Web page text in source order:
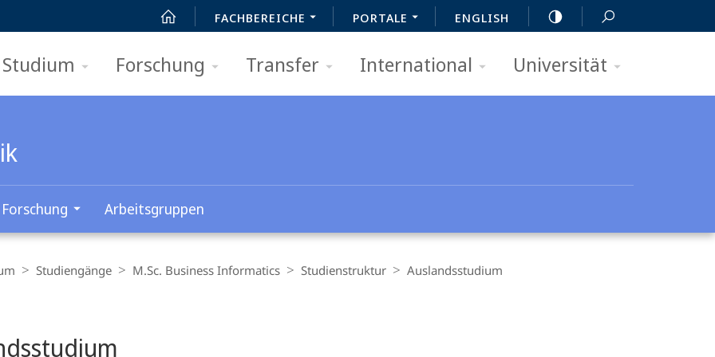
FACHBEREICHE PORTALE ENGLISH
Studium Forschung Transfer International Universität
Forschung Arbeitsgruppen
Studiengänge M.Sc. Business Informatics Studienstruktur Auslandsstudium